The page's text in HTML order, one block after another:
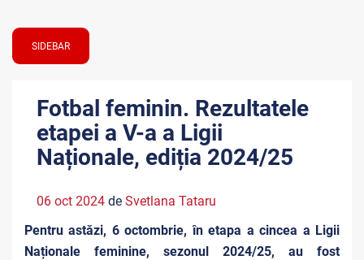
SIDEBAR
Fotbal feminin. Rezultatele
etapei a V-a a Ligii
Naționale, ediția 2024/25
06 oct 2024 de Svetlana Tataru
Pentru astăzi, 6 octombrie, în etapa a cincea a Ligii
Naționale feminine, sezonul 2024/25, au fost